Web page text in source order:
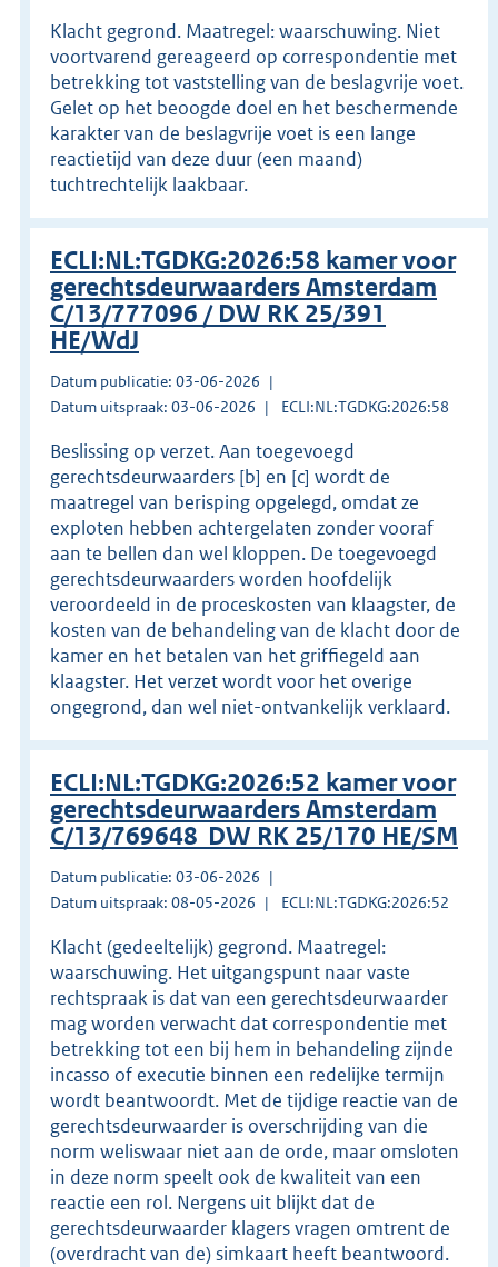
Klacht gegrond. Maatregel: waarschuwing. Niet
voortvarend gereageerd op correspondentie met
betrekking tot vaststelling van de beslagvrije voet.
Gelet op het beoogde doel en het beschermende
karakter van de beslagvrije voet is een lange
reactietijd van deze duur (een maand)
tuchtrechtelijk laakbaar.
ECLI:NL:TGDKG:2026:58 kamer voor
gerechtsdeurwaarders Amsterdam
C/13/777096 / DW RK 25/391
HE/WdJ
Datum publicatie: 03-06-2026
Datum uitspraak: 03-06-2026
ECLI:NL:TGDKG:2026:58
Beslissing op verzet. Aan toegevoegd
gerechtsdeurwaarders [b] en [c] wordt de
maatregel van berisping opgelegd, omdat ze
exploten hebben achtergelaten zonder vooraf
aan te bellen dan wel kloppen. De toegevoegd
gerechtsdeurwaarders worden hoofdelijk
veroordeeld in de proceskosten van klaagster, de
kosten van de behandeling van de klacht door de
kamer en het betalen van het griffiegeld aan
klaagster. Het verzet wordt voor het overige
ongegrond, dan wel niet-ontvankelijk verklaard.
ECLI:NL:TGDKG:2026:52 kamer voor
gerechtsdeurwaarders Amsterdam
C/13/769648 DW RK 25/170 HE/SM
Datum publicatie: 03-06-2026
Datum uitspraak: 08-05-2026
ECLI:NL:TGDKG:2026:52
Klacht (gedeeltelijk) gegrond. Maatregel:
waarschuwing. Het uitgangspunt naar vaste
rechtspraak is dat van een gerechtsdeurwaarder
mag worden verwacht dat correspondentie met
betrekking tot een bij hem in behandeling zijnde
incasso of executie binnen een redelijke termijn
wordt beantwoordt. Met de tijdige reactie van de
gerechtsdeurwaarder is overschrijding van die
norm weliswaar niet aan de orde, maar omsloten
in deze norm speelt ook de kwaliteit van een
reactie een rol. Nergens uit blijkt dat de
gerechtsdeurwaarder klagers vragen omtrent de
(overdracht van de) simkaart heeft beantwoord.